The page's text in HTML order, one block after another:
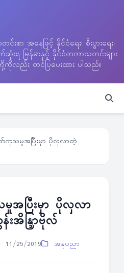
စာ အနေဖြင့် နိုင်ငံရေး၊ စီးပွားရေး၊
ဆုံးရ မြန်မာနှင့် နိုင်ငံတကာသတင်းများ
လည်း တင်ပြပေးထား ပါသည်။
ကုသမှုအပြီးမှာ ပိုလှလာတဲ့
အပြီးမှာ ပိုလှလာ
န္ဒြာဗိုလ်
11/25/2019 အနုပညာ